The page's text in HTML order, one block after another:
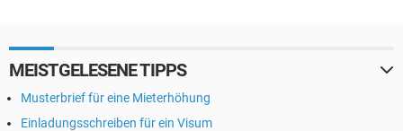
MEISTGELESENE TIPPS
Musterbrief für eine Mieterhöhung
Einladungsschreiben für ein Visum